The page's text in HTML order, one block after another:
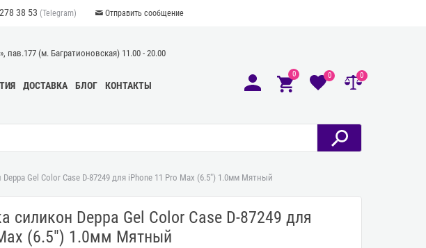
38 53 (Telegram) Отправить сообщение
пав.177 (м. Багратионовская) 11.00 - 20.00
ДОСТАВКА БЛОГ КОНТАКТЫ
0 0 0
Gel Color Case D-87249 для iPhone 11 Pro Max (6.5") 1.0мм Мятный
силикон Deppa Gel Color Case D-87249 для
(6.5") 1.0мм Мятный